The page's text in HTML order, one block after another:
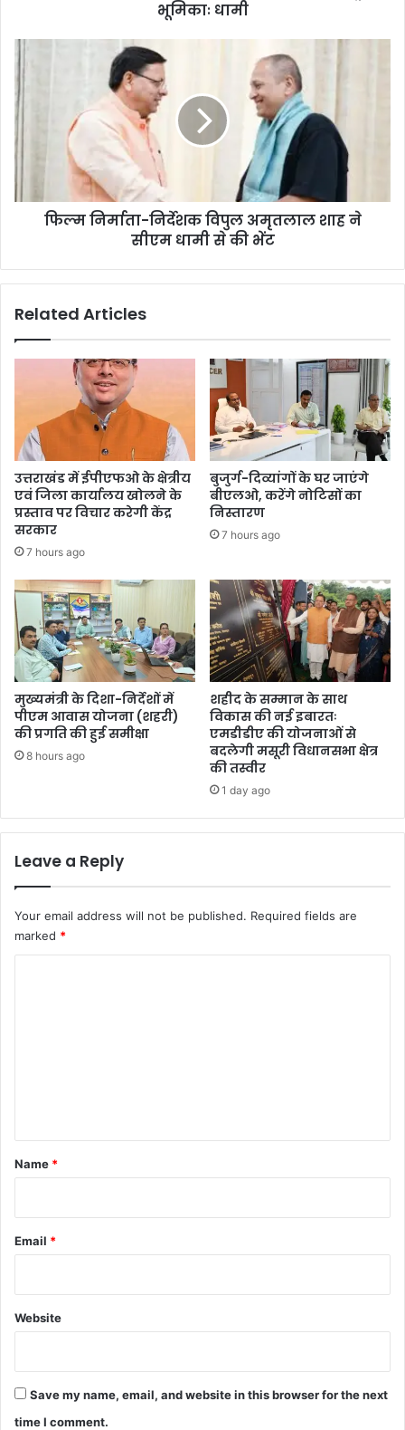
भूमिकाः धामी
फिल्म निर्माता-निर्देशक विपुल अमृतलाल शाह ने
सीएम धामी से की भेंट
Related Articles
उत्तराखंड में ईपीएफओ के क्षेत्रीय
एवं जिला कार्यालय खोलने के
प्रस्ताव पर विचार करेगी केंद्र
सरकार
7 hours ago
बुजुर्ग-दिव्यांगों के घर जाएंगे
बीएलओ, करेंगे नोटिसों का
निस्तारण
7 hours ago
मुख्यमंत्री के दिशा-निर्देशों में
पीएम आवास योजना (शहरी)
की प्रगति की हुई समीक्षा
8 hours ago
शहीद के सम्मान के साथ
विकास की नई इबारतः
एमडीडीए की योजनाओं से
बदलेगी मसूरी विधानसभा क्षेत्र
की तस्वीर
1 day ago
Leave a Reply
Your email address will not be published. Required fields are
marked *
*
Name *
Email *
Website
Save my name, email, and website in this browser for the next
time I comment.